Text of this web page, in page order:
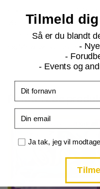
98 af kortene som reverse
I Holon Phantoms, kan du
ex, Mewtwo Goldstar eller
Relaterede
Tilmeld
Så er du blandt
-
-
- Events og
Samtykke
Ja tak, jeg vil